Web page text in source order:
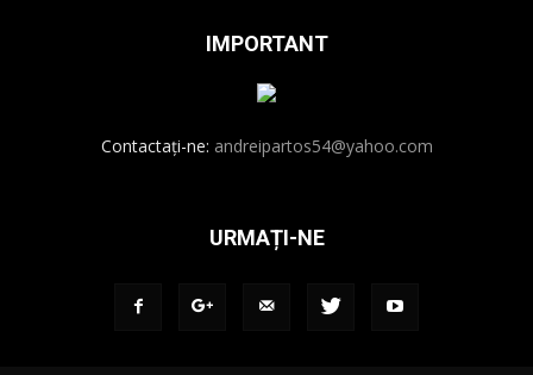
IMPORTANT
Contactați-ne: andreipartos54@yahoo.com
URMAȚI-NE